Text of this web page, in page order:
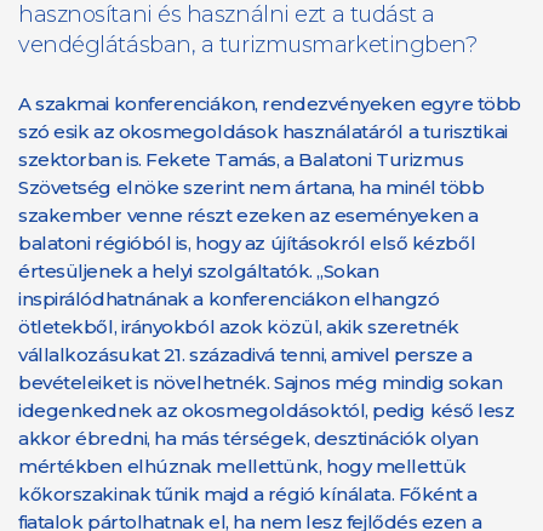
hasznosítani és használni ezt a tudást a
vendéglátásban, a turizmusmarketingben?
A szakmai konferenciákon, rendezvényeken egyre több
szó esik az okosmegoldások használatáról a turisztikai
szektorban is. Fekete Tamás, a Balatoni Turizmus
Szövetség elnöke szerint nem ártana, ha minél több
szakember venne részt ezeken az eseményeken a
balatoni régióból is, hogy az újításokról első kézből
értesüljenek a helyi szolgáltatók. „Sokan
inspirálódhatnának a konferenciákon elhangzó
ötletekből, irányokból azok közül, akik szeretnék
vállalkozásukat 21. századivá tenni, amivel persze a
bevételeiket is növelhetnék. Sajnos még mindig sokan
idegenkednek az okosmegoldásoktól, pedig késő lesz
akkor ébredni, ha más térségek, desztinációk olyan
mértékben elhúznak mellettünk, hogy mellettük
kőkorszakinak tűnik majd a régió kínálata. Főként a
fiatalok pártolhatnak el, ha nem lesz fejlődés ezen a